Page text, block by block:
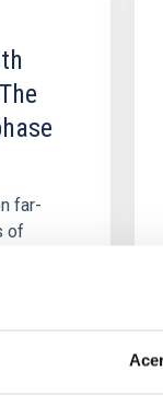
far-
of